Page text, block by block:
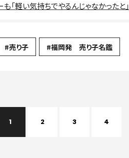
「軽い気持ちでやるんじゃなかったと」
#売り子 #福岡発 売り子名鑑
1 2 3 4